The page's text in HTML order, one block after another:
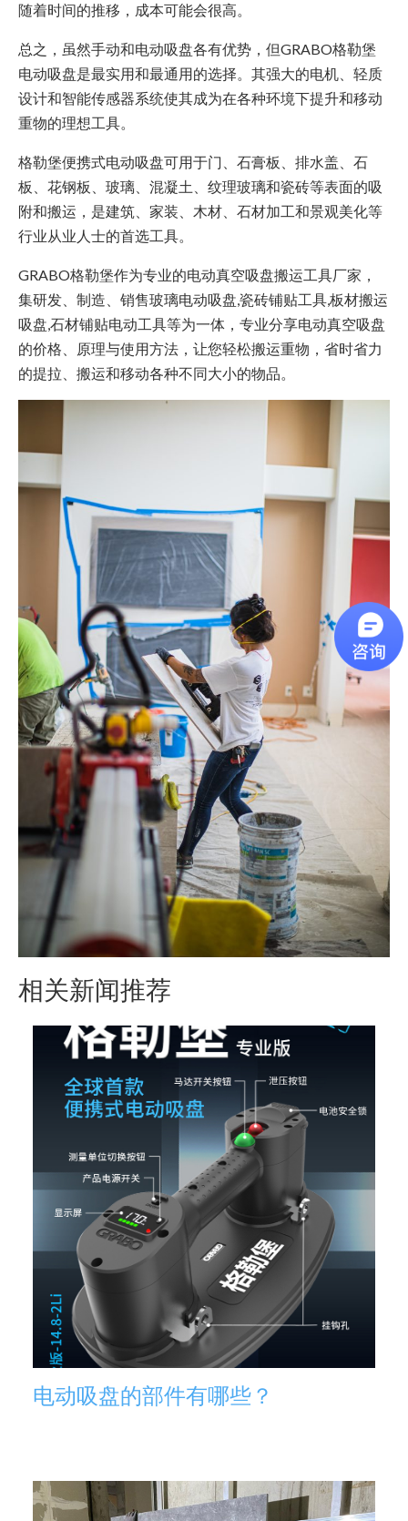
随着时间的推移，成本可能会很高。
总之，虽然手动和电动吸盘各有优势，但GRABO格勒堡
电动吸盘是最实用和最通用的选择。其强大的电机、轻质
设计和智能传感器系统使其成为在各种环境下提升和移动
重物的理想工具。
格勒堡便携式电动吸盘可用于门、石膏板、排水盖、石
板、花钢板、玻璃、混凝土、纹理玻璃和瓷砖等表面的吸
附和搬运，是建筑、家装、木材、石材加工和景观美化等
行业从业人士的首选工具。
GRABO格勒堡作为专业的电动真空吸盘搬运工具厂家，
集研发、制造、销售玻璃电动吸盘,瓷砖铺贴工具,板材搬运
吸盘,石材铺贴电动工具等为一体，专业分享电动真空吸盘
的价格、原理与使用方法，让您轻松搬运重物，省时省力
的提拉、搬运和移动各种不同大小的物品。
相关新闻推荐
电动吸盘的部件有哪些？